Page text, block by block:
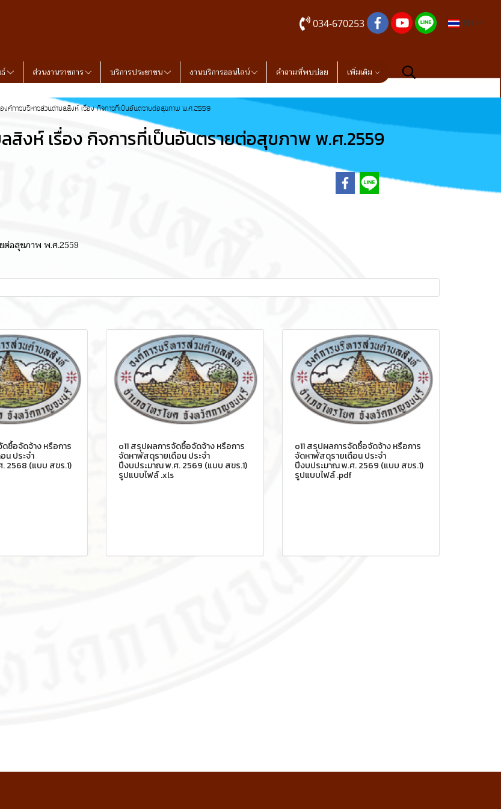
034-670253 TH
ส่วนงานราชการ บริการประชาชน งานบริการออนไลน์ คำถามที่พบบ่อย เพิ่มเติม
ค์การบริหารส่วนตำบลสิงห์ เรื่อง กิจการที่เป็นอันตรายต่อสุขภาพ พ.ศ.2559
ห์ เรื่อง กิจการที่เป็นอันตรายต่อสุขภาพ พ.ศ.2559
ต่อสุขภาพ พ.ศ.2559
ซื้อจัดจ้าง หรือการ
น ประจำ
2568 (แบบ สขร.1)
o11 สรุปผลการจัดซื้อจัดจ้าง หรือการ
จัดหาพัสดุรายเดือน ประจำ
ปีงบประมาณ พ.ศ. 2569 (แบบ สขร.1)
รูปแบบไฟล์ .xls
o11 สรุปผลการจัดซื้อจัดจ้าง หรือการ
จัดหาพัสดุรายเดือน ประจำ
ปีงบประมาณ พ.ศ. 2569 (แบบ สขร.1)
รูปแบบไฟล์ .pdf